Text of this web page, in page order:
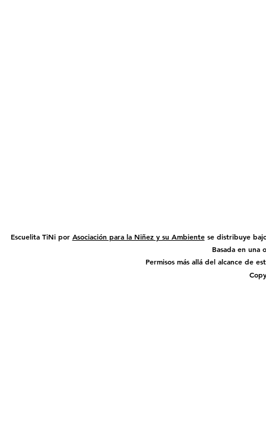
Escuelita TiNi por Asociación para la Niñez y su Ambientese distribuye
Basada en una
Permisos más allá del alcance de